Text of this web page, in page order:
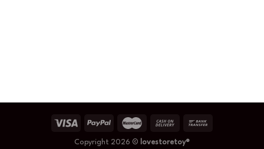
Copyright 2026 © lovestoretoy®